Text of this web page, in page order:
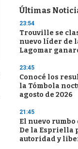
Últimas
23:54
Trouville se
nuevo líder de
Lagomar
23:45
Conocé los
la Tómbola
agosto de 2026
21:45
El nuevo
De la Espriella
autoridad y